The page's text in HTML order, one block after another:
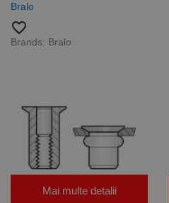
Bralo
favorite_border
Brands: Bralo
Mai multe detalii